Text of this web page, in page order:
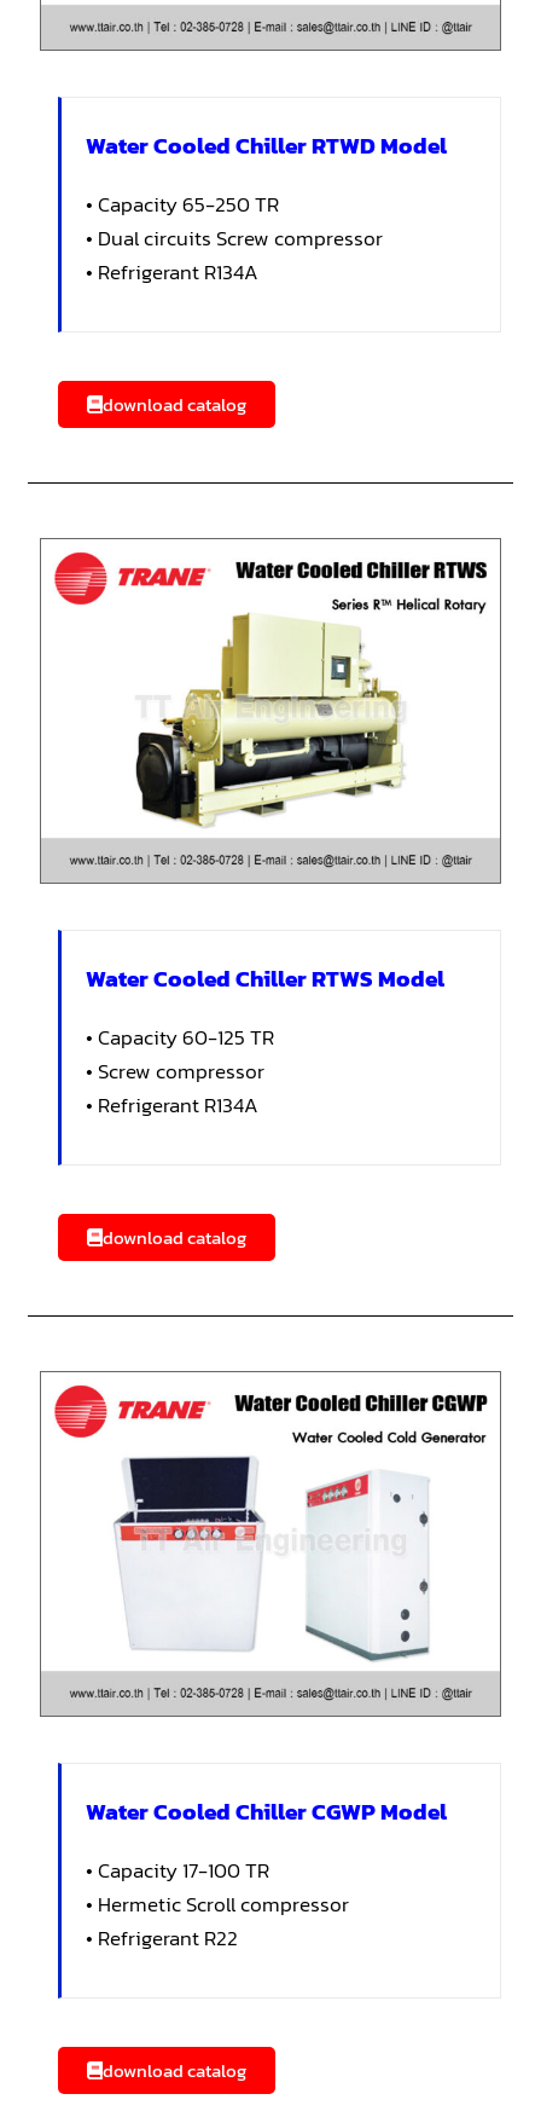
Water Cooled Chiller RTWD Model
• Capacity 65-250 TR
• Dual circuits Screw compressor
• Refrigerant R134A
download catalog
Water Cooled Chiller RTWS Model
• Capacity 60-125 TR
• Screw compressor
• Refrigerant R134A
download catalog
Water Cooled Chiller CGWP Model
• Capacity 17-100 TR
• Hermetic Scroll compressor
• Refrigerant R22
download catalog